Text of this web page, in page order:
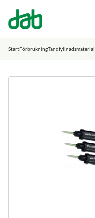
DAB Dental
StartFörbrukningTandfyllnadsmaterial